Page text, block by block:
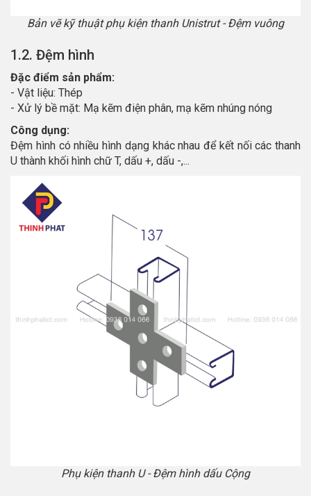
Bản vẽ kỹ thuật phụ kiện thanh Unistrut - Đệm vuông
1.2. Đệm hình
Đặc điểm sản phẩm:
- Vật liệu: Thép
- Xử lý bề mặt: Mạ kẽm điện phân, mạ kẽm nhúng nóng
Công dụng:
Đệm hình có nhiều hình dạng khác nhau để kết nối các thanh
U thành khối hình chữ T, dấu +, dấu -,...
Phụ kiện thanh U - Đệm hình dấu Cộng